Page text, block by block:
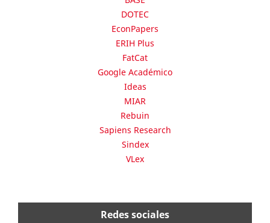
DOTEC
EconPapers
ERIH Plus
FatCat
Google Académico
Ideas
MIAR
Rebuin
Sapiens Research
Sindex
VLex
Redes sociales